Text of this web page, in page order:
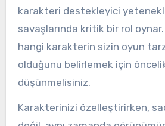
karakteri destekleyici
savaşlarında kritik bir rol
hangi karakterin sizin oyun
olduğunu belirlemek için
düşünmelisiniz.
Karakterinizi özelleştirirken,